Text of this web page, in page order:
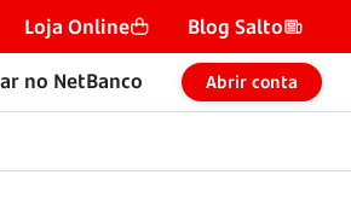
Loja Online Blog Salto
no NetBanco Abrir conta